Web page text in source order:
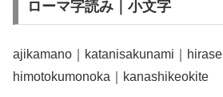
ローマ字読み｜小文字
ajikamano｜katanisakunami｜
himotokumonoka｜kanashikeokite